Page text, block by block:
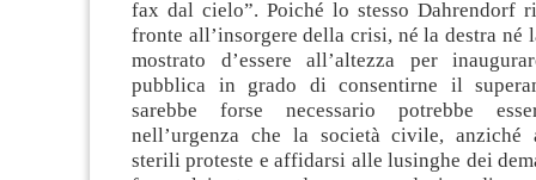
fax dal cielo”. Poiché lo stesso Dahrendorf
fronte all’insorgere della crisi, né la destra né
mostrato d’essere all’altezza per
pubblica in grado di consentirne il
sarebbe forse necessario potrebbe
nell’urgenza che la società civile, anziché
sterili proteste e affidarsi alle lusinghe dei